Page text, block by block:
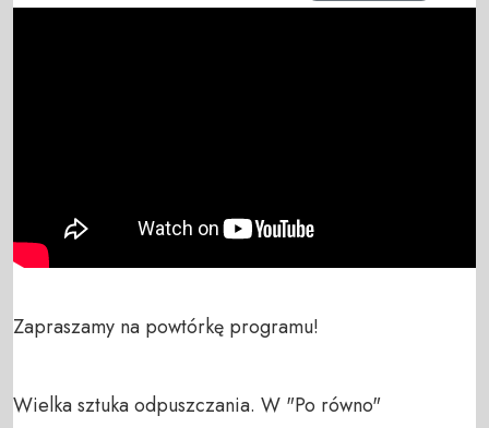
Zapraszamy na powtórkę programu!
Wielka sztuka odpuszczania. W "Po równo"